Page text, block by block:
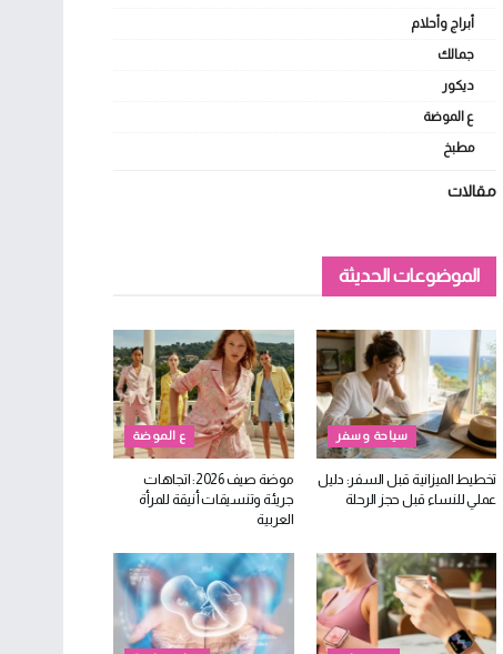
أبراج وأحلام
جمالك
ديكور
ع الموضة
مطبخ
مقالات
الموضوعات الحديثة
سياحة وسفر
تخطيط الميزانية قبل السفر: دليل
عملي للنساء قبل حجز الرحلة
ع الموضة
موضة صيف 2026: اتجاهات
جريئة وتنسيقات أنيقة للمرأة
العربية